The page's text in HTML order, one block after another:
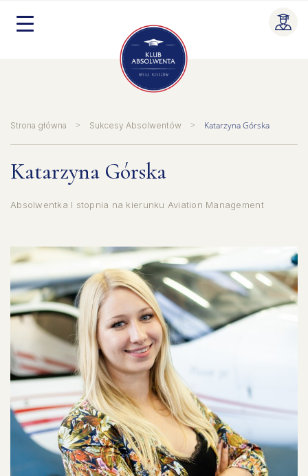
Strona główna > Sukcesy Absolwentów > Katarzyna Górska
Katarzyna Górska
Absolwentka I stopnia na kierunku Aviation Management